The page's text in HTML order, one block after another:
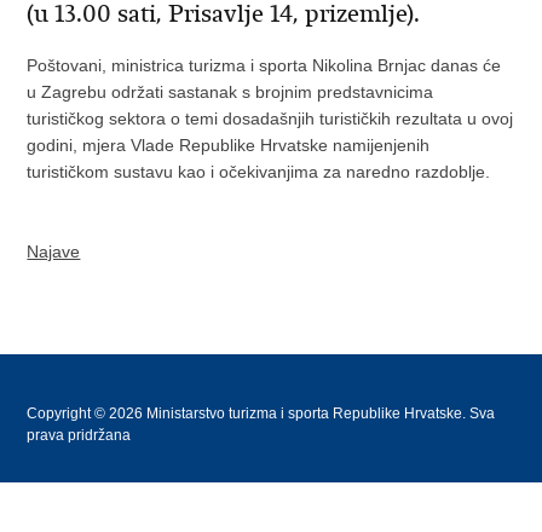
(u 13.00 sati, Prisavlje 14, prizemlje).
Poštovani, ministrica turizma i sporta Nikolina Brnjac danas će
u Zagrebu održati sastanak s brojnim predstavnicima
turističkog sektora o temi dosadašnjih turističkih rezultata u ovoj
godini, mjera Vlade Republike Hrvatske namijenjenih
turističkom sustavu kao i očekivanjima za naredno razdoblje.
Najave
Copyright © 2026 Ministarstvo turizma i sporta Republike Hrvatske. Sva
prava pridržana